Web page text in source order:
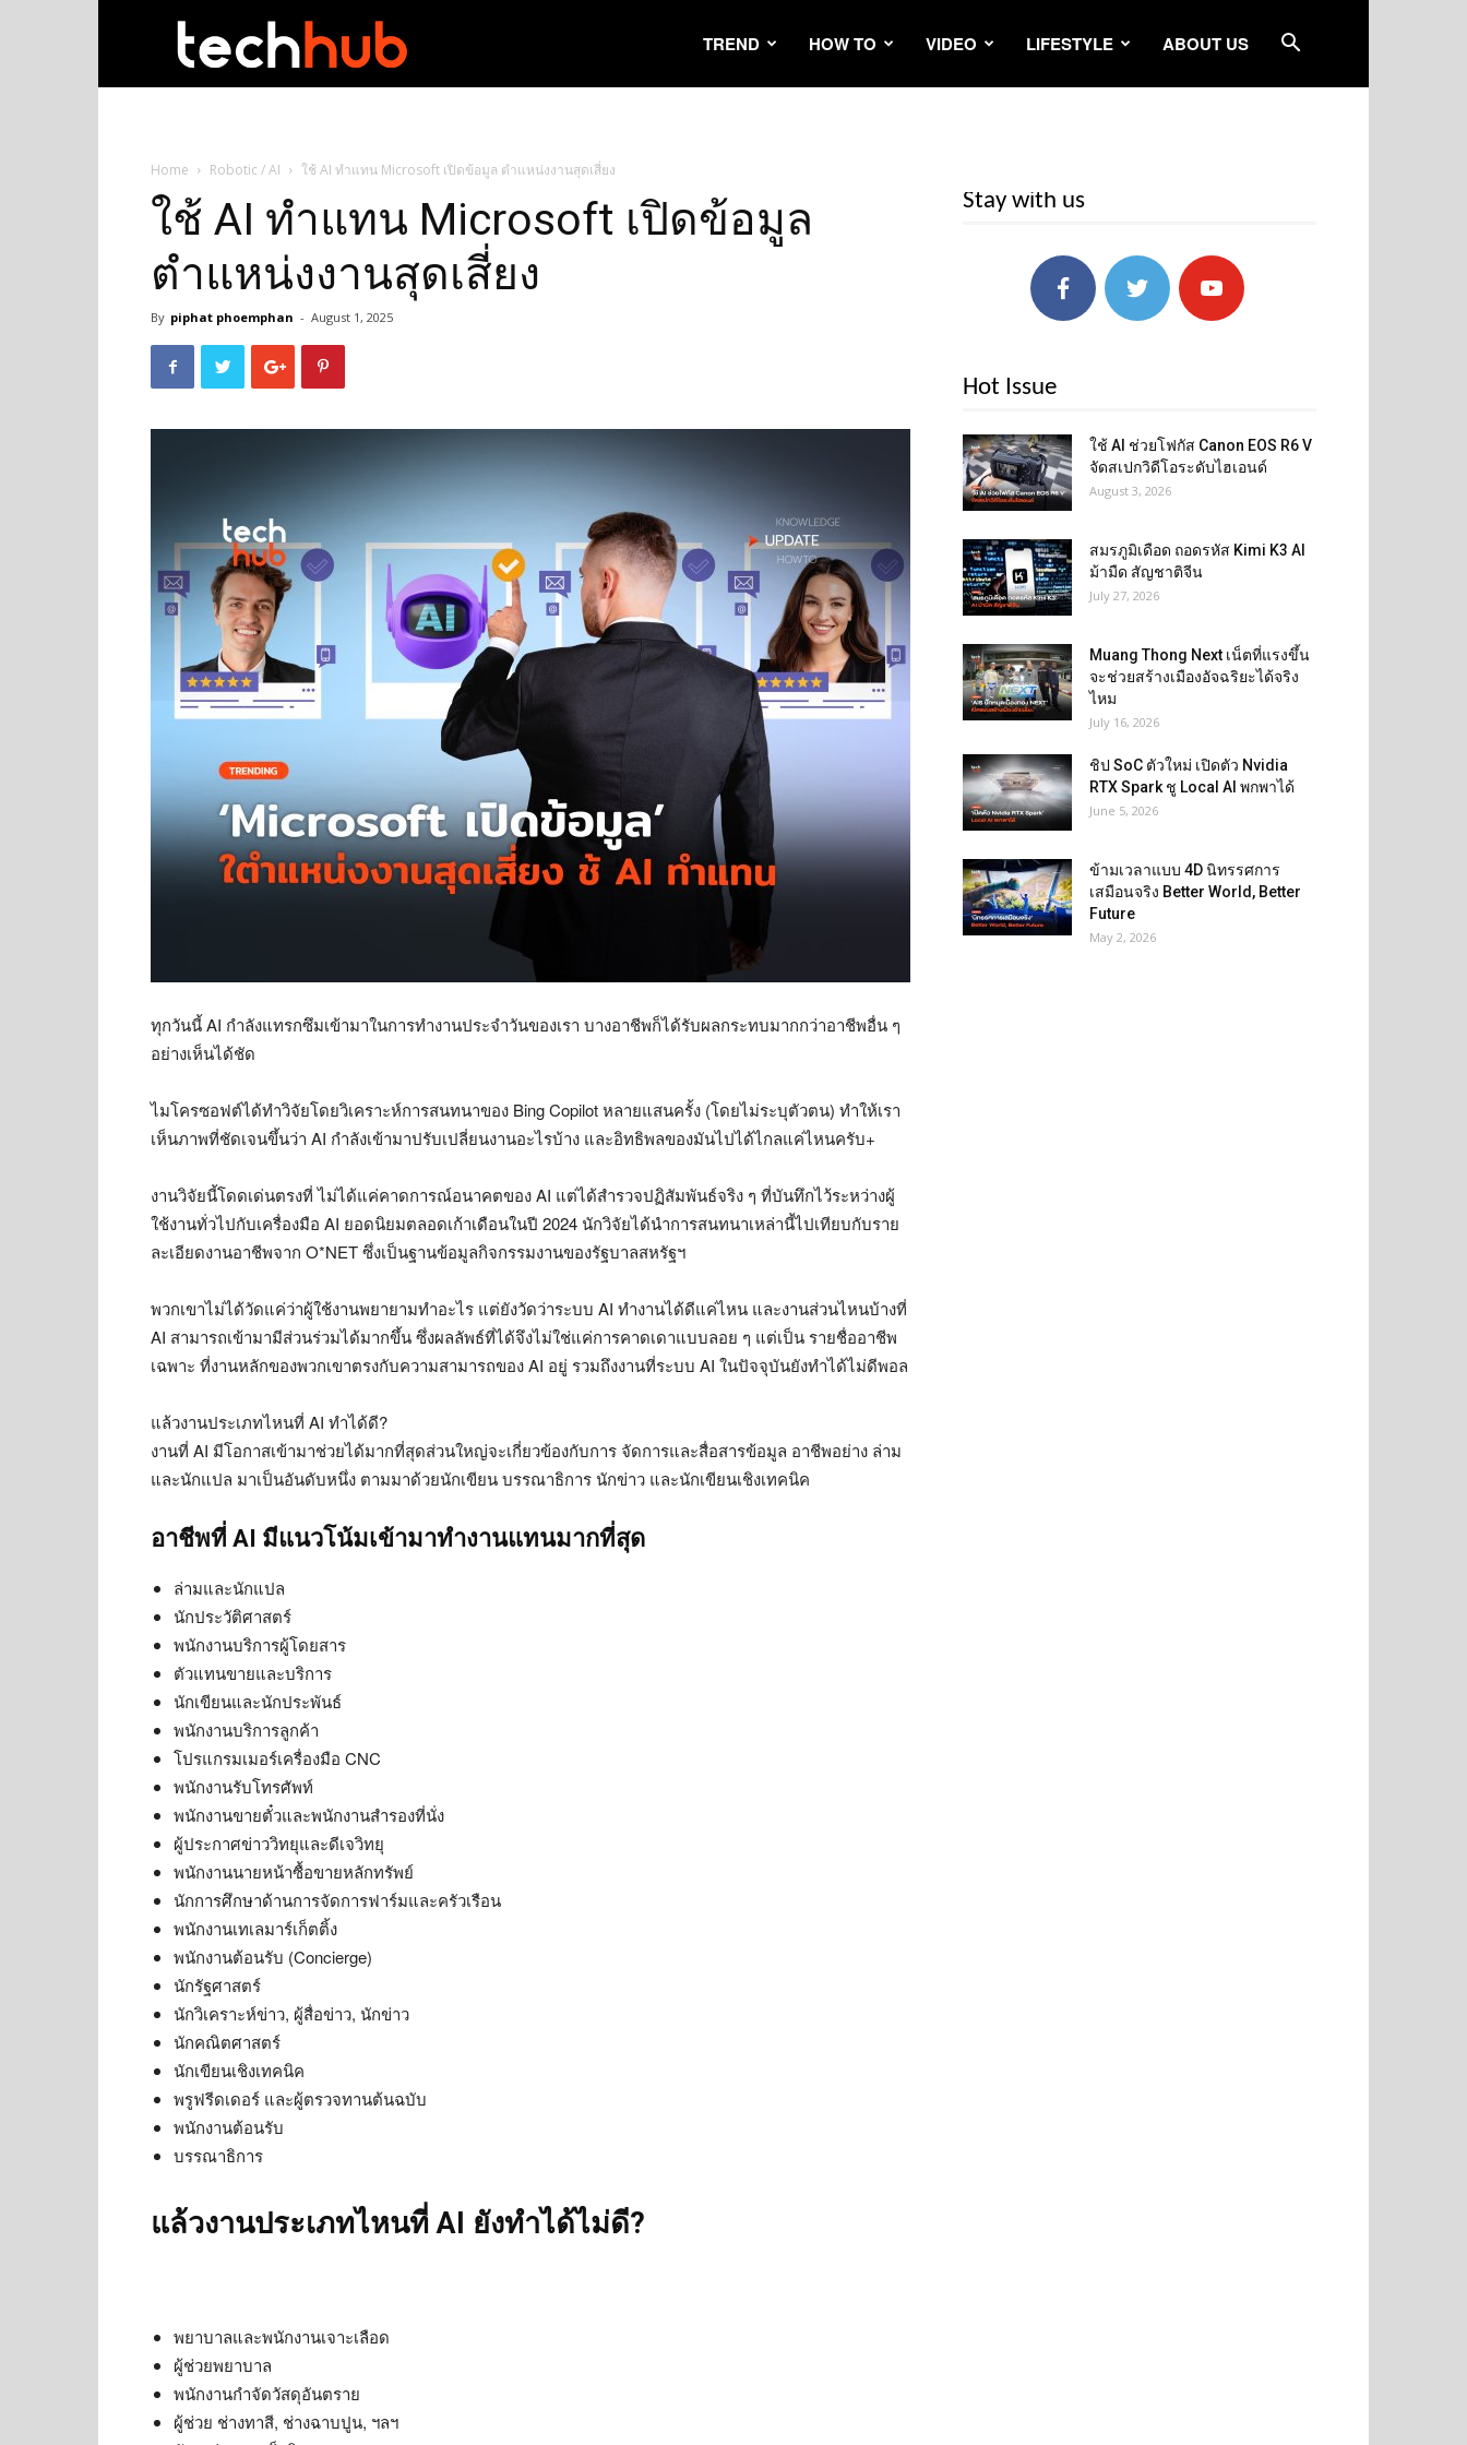
TREND HOW TO VIDEO LIFESTYLE ABOUT US
Home Robotic / AI ใช้ AI ทำแทน Microsoft เปิดข้อมูล ตำแหน่งงานสุดเสี่ยง
ใช้ AI ทำแทน Microsoft เปิดข้อมูล
ตำแหน่งงานสุดเสี่ยง
By piphat phoemphan - August 1, 2025
ทุกวันนี้ AI กำลังแทรกซึมเข้ามาในการทำงานประจำวันของเรา บางอาชีพก็ได้รับผลกระทบมากกว่าอาชีพอื่น ๆ
อย่างเห็นได้ชัด
ไมโครซอฟต์ได้ทำวิจัยโดยวิเคราะห์การสนทนาของ Bing Copilot หลายแสนครั้ง (โดยไม่ระบุตัวตน) ทำให้เรา
เห็นภาพที่ชัดเจนขึ้นว่า AI กำลังเข้ามาปรับเปลี่ยนงานอะไรบ้าง และอิทธิพลของมันไปได้ไกลแค่ไหนครับ+
งานวิจัยนี้โดดเด่นตรงที่ ไม่ได้แค่คาดการณ์อนาคตของ AI แต่ได้สำรวจปฏิสัมพันธ์จริง ๆ ที่บันทึกไว้ระหว่างผู้
ใช้งานทั่วไปกับเครื่องมือ AI ยอดนิยมตลอดเก้าเดือนในปี 2024 นักวิจัยได้นำการสนทนาเหล่านี้ไปเทียบกับราย
ละเอียดงานอาชีพจาก O*NET ซึ่งเป็นฐานข้อมูลกิจกรรมงานของรัฐบาลสหรัฐฯ
พวกเขาไม่ได้วัดแค่ว่าผู้ใช้งานพยายามทำอะไร แต่ยังวัดว่าระบบ AI ทำงานได้ดีแค่ไหน และงานส่วนไหนบ้างที่
AI สามารถเข้ามามีส่วนร่วมได้มากขึ้น ซึ่งผลลัพธ์ที่ได้จึงไม่ใช่แค่การคาดเดาแบบลอย ๆ แต่เป็น รายชื่ออาชีพ
เฉพาะ ที่งานหลักของพวกเขาตรงกับความสามารถของ AI อยู่ รวมถึงงานที่ระบบ AI ในปัจจุบันยังทำได้ไม่ดีพอล
แล้วงานประเภทไหนที่ AI ทำได้ดี?
งานที่ AI มีโอกาสเข้ามาช่วยได้มากที่สุดส่วนใหญ่จะเกี่ยวข้องกับการ จัดการและสื่อสารข้อมูล อาชีพอย่าง ล่าม
และนักแปล มาเป็นอันดับหนึ่ง ตามมาด้วยนักเขียน บรรณาธิการ นักข่าว และนักเขียนเชิงเทคนิค
อาชีพที่ AI มีแนวโน้มเข้ามาทำงานแทนมากที่สุด
ล่ามและนักแปล
นักประวัติศาสตร์
พนักงานบริการผู้โดยสาร
ตัวแทนขายและบริการ
นักเขียนและนักประพันธ์
พนักงานบริการลูกค้า
โปรแกรมเมอร์เครื่องมือ CNC
พนักงานรับโทรศัพท์
พนักงานขายตั๋วและพนักงานสำรองที่นั่ง
ผู้ประกาศข่าววิทยุและดีเจวิทยุ
พนักงานนายหน้าซื้อขายหลักทรัพย์
นักการศึกษาด้านการจัดการฟาร์มและครัวเรือน
พนักงานเทเลมาร์เก็ตติ้ง
พนักงานต้อนรับ (Concierge)
นักรัฐศาสตร์
นักวิเคราะห์ข่าว, ผู้สื่อข่าว, นักข่าว
นักคณิตศาสตร์
นักเขียนเชิงเทคนิค
พรูฟรีดเดอร์ และผู้ตรวจทานต้นฉบับ
พนักงานต้อนรับ
บรรณาธิการ
แล้วงานประเภทไหนที่ AI ยังทำได้ไม่ดี?
พยาบาลและพนักงานเจาะเลือด
ผู้ช่วยพยาบาล
พนักงานกำจัดวัสดุอันตราย
ผู้ช่วย ช่างทาสี, ช่างฉาบปูน, ฯลฯ
Stay with us
Hot Issue
ใช้ AI ช่วยโฟกัส Canon EOS R6 V
จัดสเปกวิดีโอระดับไฮเอนด์
August 3, 2026
สมรภูมิเดือด ถอดรหัส Kimi K3 AI
ม้ามืด สัญชาติจีน
July 27, 2026
Muang Thong Next เน็ตที่แรงขึ้น
จะช่วยสร้างเมืองอัจฉริยะได้จริง
ไหม
July 16, 2026
ชิป SoC ตัวใหม่ เปิดตัว Nvidia
RTX Spark ชู Local AI พกพาได้
June 5, 2026
ข้ามเวลาแบบ 4D นิทรรศการ
เสมือนจริง Better World, Better
Future
May 2, 2026